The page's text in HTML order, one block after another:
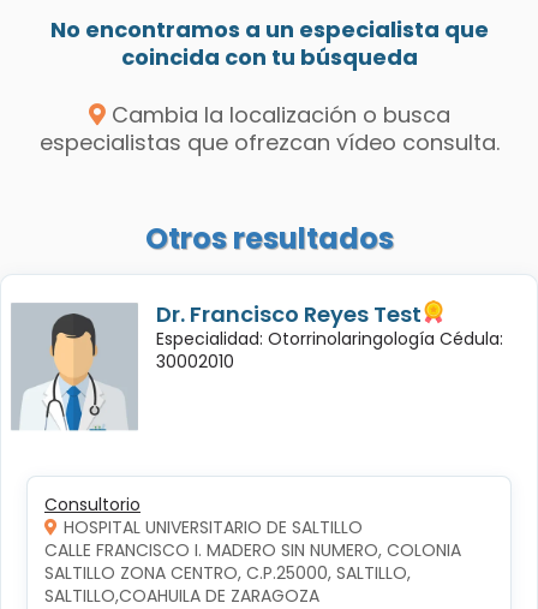
No encontramos a un especialista que
coincida con tu búsqueda
Cambia la localización o busca
especialistas que ofrezcan vídeo consulta.
Otros resultados
Dr. Francisco Reyes Test
Especialidad: Otorrinolaringología Cédula:
30002010
Consultorio
HOSPITAL UNIVERSITARIO DE SALTILLO
CALLE FRANCISCO I. MADERO SIN NUMERO, COLONIA
SALTILLO ZONA CENTRO, C.P.25000, SALTILLO,
SALTILLO,COAHUILA DE ZARAGOZA